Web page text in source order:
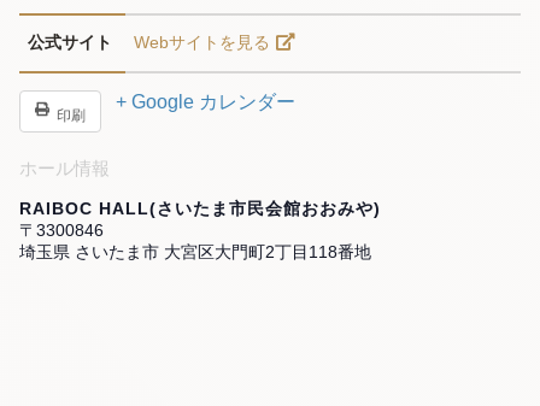
公式サイト Webサイトを見る
印刷
+ Google カレンダー
ホール情報
RAIBOC HALL(さいたま市民会館おおみや)
〒3300846
埼玉県 さいたま市 大宮区大門町2丁目118番地